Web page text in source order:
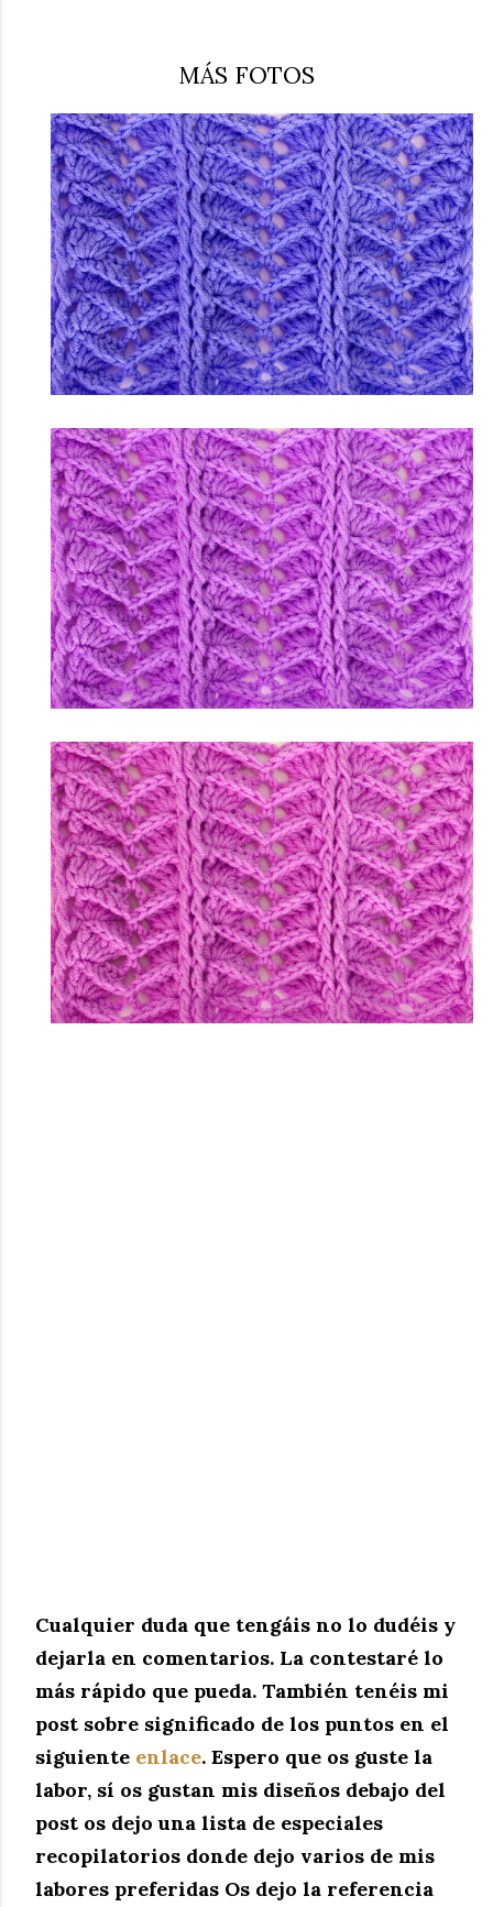
MÁS FOTOS
Cualquier duda que tengáis no lo dudéis y
dejarla en comentarios. La contestaré lo
más rápido que pueda. También tenéis mi
post sobre significado de los puntos en el
siguiente enlace. Espero que os guste la
labor, sí os gustan mis diseños debajo del
post os dejo una lista de especiales
recopilatorios donde dejo varios de mis
labores preferidas Os dejo la referencia